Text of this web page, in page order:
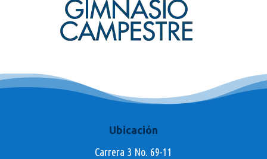
Ubicación
Carrera 3 No. 69-11